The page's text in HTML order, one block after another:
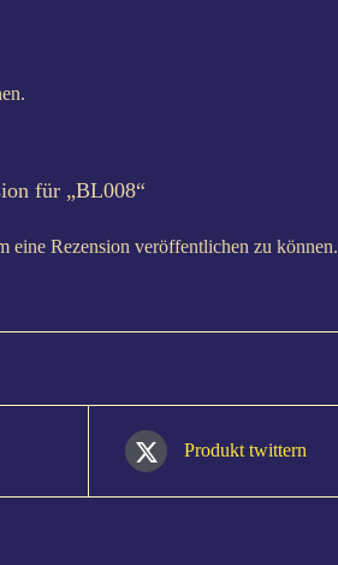
für „BL008“
eine Rezension veröffentlichen zu können.
Produkt twittern